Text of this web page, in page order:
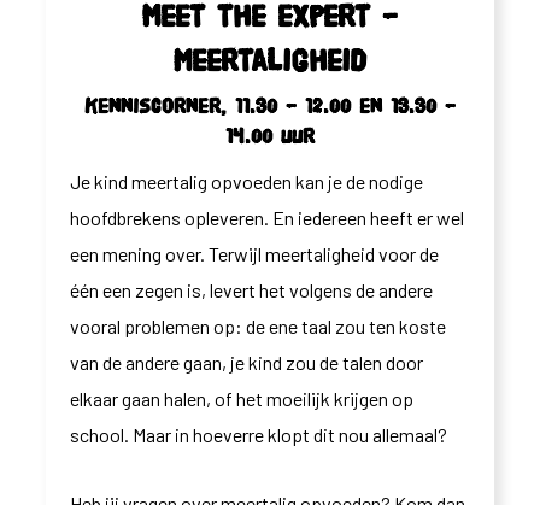
Meet the expert –
meertaligheid
Kenniscorner, 11.30 – 12.00 en 13.30 –
14.00 uur
Je kind meertalig opvoeden kan je de nodige
hoofdbrekens opleveren. En iedereen heeft er wel
een mening over. Terwijl meertaligheid voor de
één een zegen is, levert het volgens de andere
vooral problemen op: de ene taal zou ten koste
van de andere gaan, je kind zou de talen door
elkaar gaan halen, of het moeilijk krijgen op
school. Maar in hoeverre klopt dit nou allemaal?